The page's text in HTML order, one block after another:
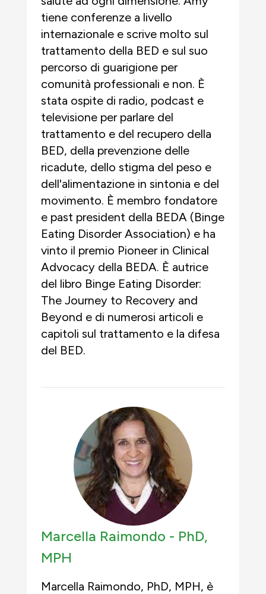
tiene conferenze a livello
internazionale e scrive molto sul
trattamento della BED e sul suo
percorso di guarigione per
comunità professionali e non. È
stata ospite di radio, podcast e
televisione per parlare del
trattamento e del recupero della
BED, della prevenzione delle
ricadute, dello stigma del peso e
dell'alimentazione in sintonia e del
movimento. È membro fondatore
e past president della BEDA (Binge
Eating Disorder Association) e ha
vinto il premio Pioneer in Clinical
Advocacy della BEDA. È autrice
del libro Binge Eating Disorder:
The Journey to Recovery and
Beyond e di numerosi articoli e
capitoli sul trattamento e la difesa
del BED.
Marcella Raimondo - PhD,
MPH
Marcella Raimondo, PhD, MPH, è